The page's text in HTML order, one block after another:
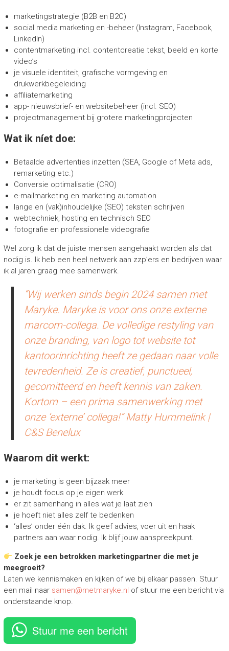
marketingstrategie (B2B en B2C)
social media marketing en -beheer (Instagram, Facebook,
LinkedIn)
contentmarketing incl. contentcreatie tekst, beeld en korte
video’s
je visuele identiteit, grafische vormgeving en
drukwerkbegeleiding
affiliatemarketing
app- nieuwsbrief- en websitebeheer (incl. SEO)
projectmanagement bij grotere marketingprojecten
Wat ik níet doe:
Betaalde advertenties inzetten (SEA, Google of Meta ads,
remarketing etc.)
Conversie optimalisatie (CRO)
e-mailmarketing en marketing automation
lange en (vak)inhoudelijke (SEO) teksten schrijven
webtechniek, hosting en technisch SEO
fotografie en professionele videografie
Wel zorg ik dat de juiste mensen aangehaakt worden als dat
nodig is. Ik heb een heel netwerk aan zzp’ers en bedrijven waar
ik al jaren graag mee samenwerk.
“Wij werken sinds begin 2024 samen met
Maryke. Maryke is voor ons onze externe
marcom-collega. De volledige restyling van
onze branding, van logo tot website tot
kantoorinrichting heeft ze gedaan naar volle
tevredenheid. Ze is creatief, punctueel,
gecomitteerd en heeft kennis van zaken.
Kortom – een prima samenwerking met
onze ‘externe’ collega!” Matty Hummelink |
C&S Benelux
Waarom dit werkt:
je marketing is geen bijzaak meer
je houdt focus op je eigen werk
er zit samenhang in alles wat je laat zien
je hoeft niet alles zelf te bedenken
‘alles’ onder één dak. Ik geef advies, voer uit en haak
partners aan waar nodig. Ik blijf jouw aanspreekpunt.
Zoek je een betrokken marketingpartner die met je
meegroeit?
Laten we kennismaken en kijken of we bij elkaar passen. Stuur
een mail naar samen@metmaryke.nl of stuur me een bericht via
onderstaande knop.
Stuur me een bericht